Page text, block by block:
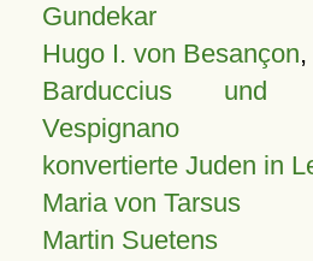
Gundekar
Hugo I. von Besançon,
Barduccius und
Vespignano
konvertierte Juden in
Maria von Tarsus
Martin Suetens